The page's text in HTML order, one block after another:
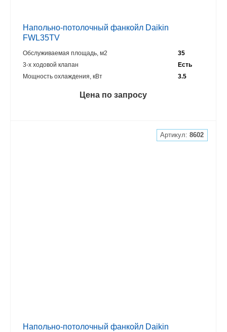
Напольно-потолочный фанкойл Daikin
FWL35TV
Обслуживаемая площадь, м2
35
3-х ходовой клапан
Есть
Мощность охлаждения, кВт
3.5
Цена по запросу
Артикул:8602
Напольно-потолочный фанкойл Daikin